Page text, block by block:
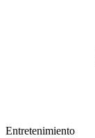
Entretenimiento